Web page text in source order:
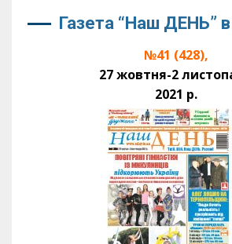
Газета “Наш ДЕНЬ”
№41 (428),
27 жовтня-2
2021 р.